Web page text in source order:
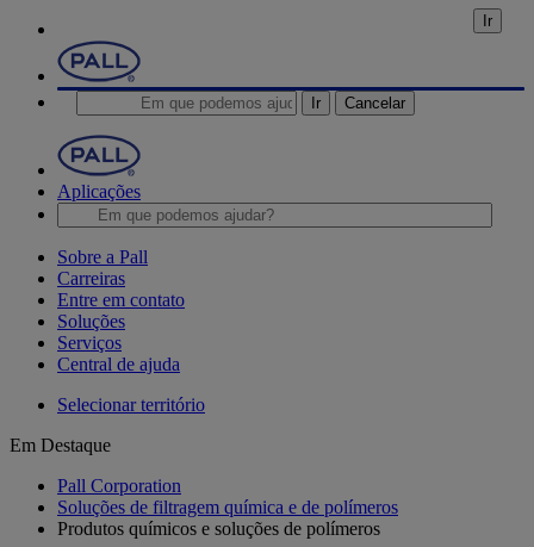
Ir Cancelar
Aplicações
Ir
Sobre a Pall
Carreiras
Entre em contato
Soluções
Serviços
Central de ajuda
Selecionar território
Em Destaque
Pall Corporation
Soluções de filtragem química e de polímeros
Produtos químicos e soluções de polímeros